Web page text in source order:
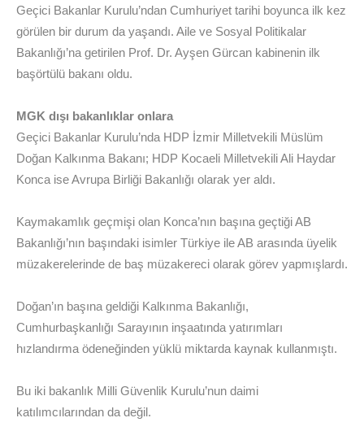
Geçici Bakanlar Kurulu’ndan Cumhuriyet tarihi boyunca ilk kez
görülen bir durum da yaşandı. Aile ve Sosyal Politikalar
Bakanlığı’na getirilen Prof. Dr. Ayşen Gürcan kabinenin ilk
başörtülü bakanı oldu.
MGK dışı bakanlıklar onlara
Geçici Bakanlar Kurulu’nda HDP İzmir Milletvekili Müslüm
Doğan Kalkınma Bakanı; HDP Kocaeli Milletvekili Ali Haydar
Konca ise Avrupa Birliği Bakanlığı olarak yer aldı.
Kaymakamlık geçmişi olan Konca’nın başına geçtiği AB
Bakanlığı’nın başındaki isimler Türkiye ile AB arasında üyelik
müzakerelerinde de baş müzakereci olarak görev yapmışlardı.
Doğan’ın başına geldiği Kalkınma Bakanlığı,
Cumhurbaşkanlığı Sarayının inşaatında yatırımları
hızlandırma ödeneğinden yüklü miktarda kaynak kullanmıştı.
Bu iki bakanlık Milli Güvenlik Kurulu’nun daimi
katılımcılarından da değil.